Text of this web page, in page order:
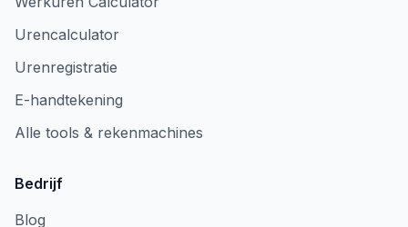
Urencalculator
Urenregistratie
E-handtekening
Alle tools & rekenmachines
Bedrijf
Blog